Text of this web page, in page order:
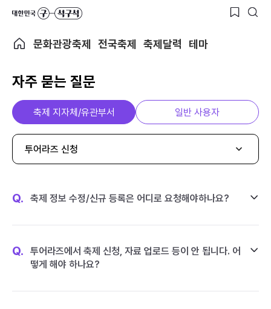
문화관광축제 전국축제 축제달력 테마
자주 묻는 질문
축제 지자체/유관부서 일반 사용자
투어라즈 신청
Q. 축제 정보 수정/신규 등록은 어디로 요청해야하나요?
Q.
투어라즈에서 축제 신청, 자료 업로드 등이 안 됩니다. 어
떻게 해야 하나요?